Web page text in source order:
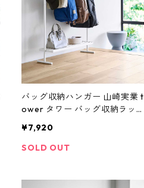
バッグ収納ハンガー 山崎実業 t
ower タワー バッグ収納ラッ
¥7,920
SOLD OUT